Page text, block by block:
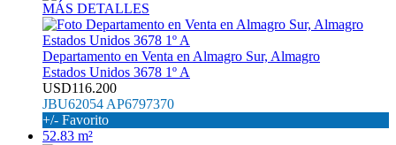
MÁS DETALLES
Departamento en Venta en Almagro Sur, Almagro
Estados Unidos 3678 1º A
USD116.200
JBU62054 AP6797370
+/- Favorito
52.83 m²